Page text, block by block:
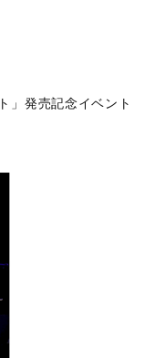
」発売記念イベント